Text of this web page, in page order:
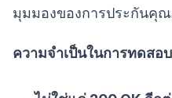
มุมมองของการประกันคุ
ความจำเป็นในการทดสอ